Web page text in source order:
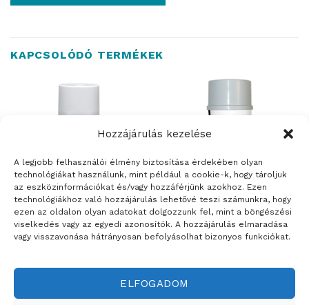
Hozzájárulás kezelése
A legjobb felhasználói élmény biztosítása érdekében olyan
technológiákat használunk, mint például a cookie-k, hogy tároljuk
az eszközinformációkat és/vagy hozzáférjünk azokhoz. Ezen
technológiákhoz való hozzájárulás lehetővé teszi számunkra, hogy
ezen az oldalon olyan adatokat dolgozzunk fel, mint a böngészési
viselkedés vagy az egyedi azonosítók. A hozzájárulás elmaradása
vagy visszavonása hátrányosan befolyásolhat bizonyos funkciókat.
ELFOGADOM
KAPCSOLÓDÓ TERMÉKEK
FESTÉKEK
TRINÁT spray háztartási gép
FESTÉKEK
TRINÁT spray